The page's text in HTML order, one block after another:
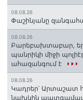
08.08.26
Փաշինյանը
08.08.26
Բարեբախտաբար,
պանրիկի միջի
ահազանգում է
08.08.26
Կադրեր՝ Արտաշատ
նախկին